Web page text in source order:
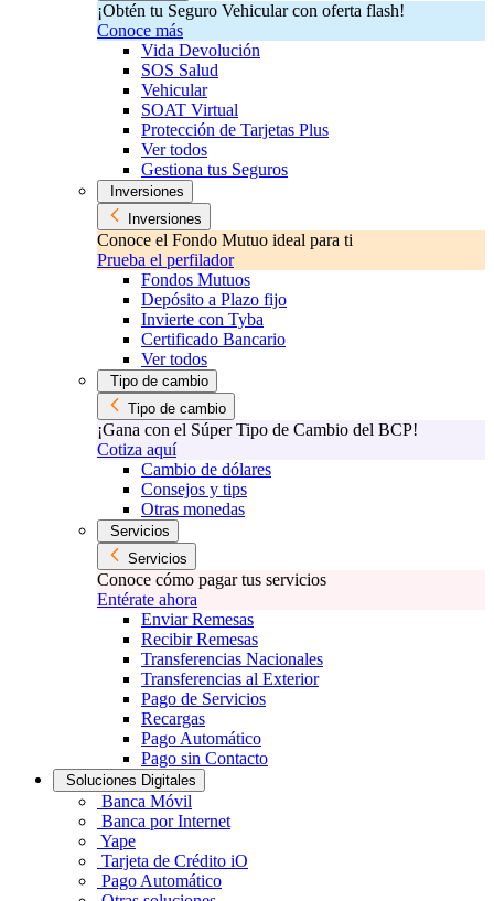
¡Obtén tu Seguro Vehicular con oferta flash!
Conoce más
Vida Devolución
SOS Salud
Vehicular
SOAT Virtual
Protección de Tarjetas Plus
Ver todos
Gestiona tus Seguros
Inversiones
Inversiones
Conoce el Fondo Mutuo ideal para ti
Prueba el perfilador
Fondos Mutuos
Depósito a Plazo fijo
Invierte con Tyba
Certificado Bancario
Ver todos
Tipo de cambio
Tipo de cambio
¡Gana con el Súper Tipo de Cambio del BCP!
Cotiza aquí
Cambio de dólares
Consejos y tips
Otras monedas
Servicios
Servicios
Conoce cómo pagar tus servicios
Entérate ahora
Enviar Remesas
Recibir Remesas
Transferencias Nacionales
Transferencias al Exterior
Pago de Servicios
Recargas
Pago Automático
Pago sin Contacto
Soluciones Digitales
Banca Móvil
Banca por Internet
Yape
Tarjeta de Crédito iO
Pago Automático